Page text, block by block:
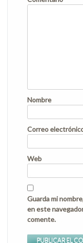
Nombre
Correo
Web
Guarda mi
en este
comente.